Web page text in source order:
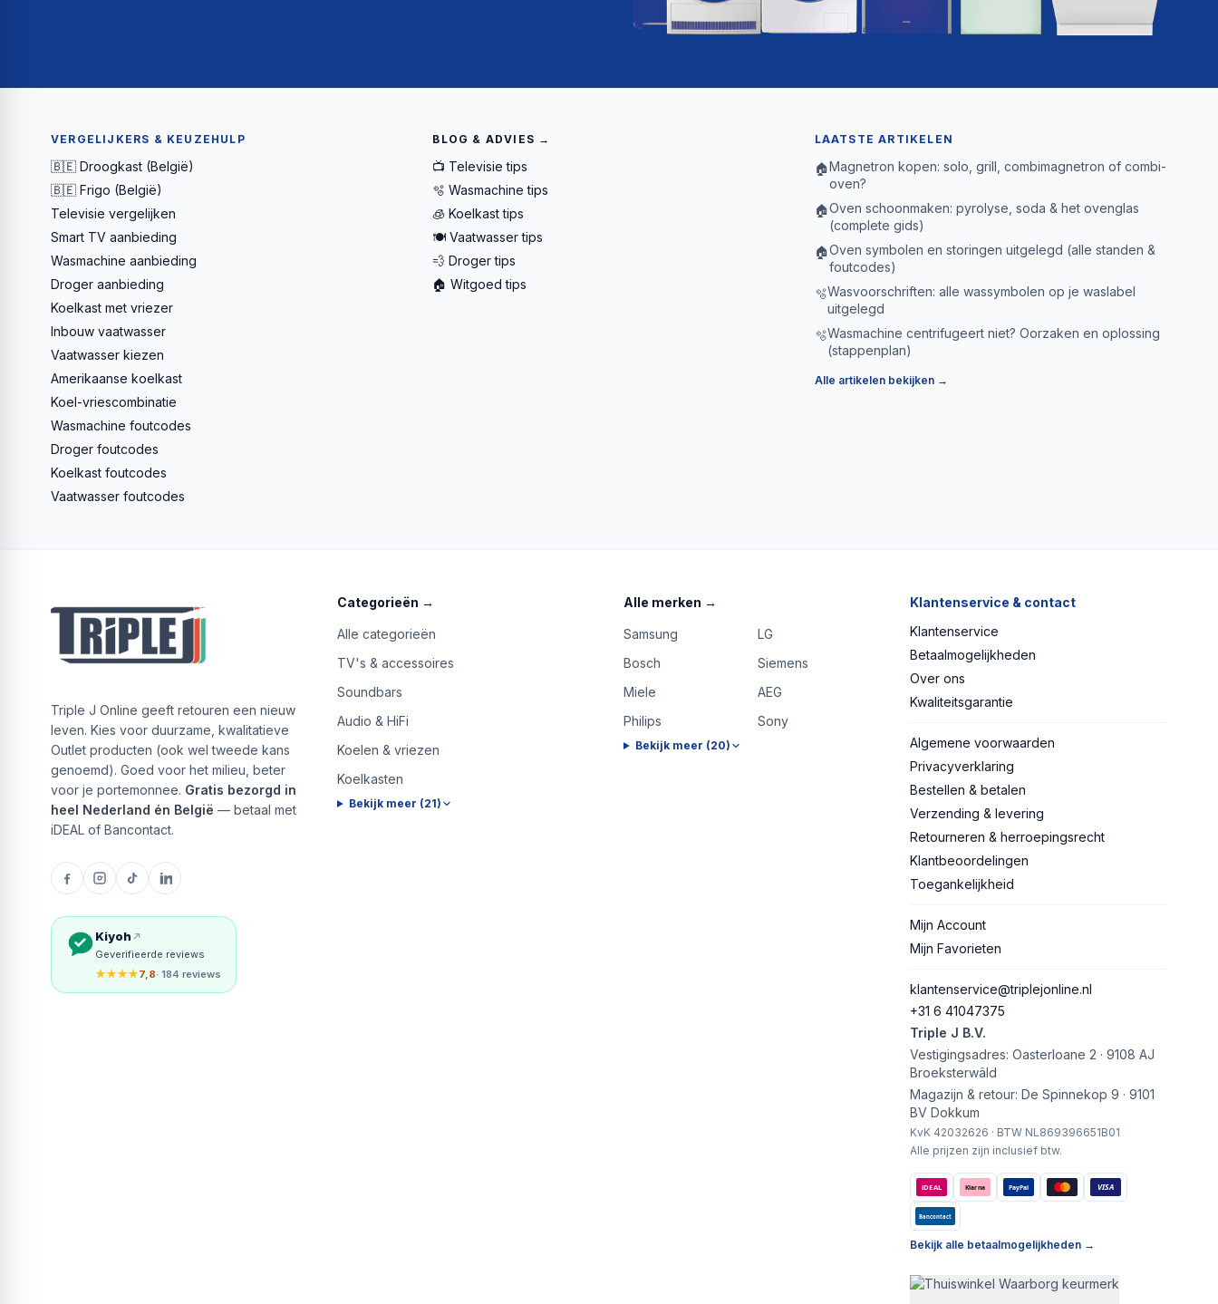
VERGELIJKERS & KEUZEHULP
🇧🇪 Droogkast (België)
🇧🇪 Frigo (België)
Televisie vergelijken
Smart TV aanbieding
Wasmachine aanbieding
Droger aanbieding
Koelkast met vriezer
Inbouw vaatwasser
Vaatwasser kiezen
Amerikaanse koelkast
Koel-vriescombinatie
Wasmachine foutcodes
Droger foutcodes
Koelkast foutcodes
Vaatwasser foutcodes
BLOG & ADVIES →
📺 Televisie tips
🫧 Wasmachine tips
🧊 Koelkast tips
🍽️ Vaatwasser tips
💨 Droger tips
🏠 Witgoed tips
LAATSTE ARTIKELEN
🏠Magnetron kopen: solo, grill, combimagnetron of combi-
oven?
🏠Oven schoonmaken: pyrolyse, soda & het ovenglas
(complete gids)
🏠Oven symbolen en storingen uitgelegd (alle standen &
foutcodes)
🫧Wasvoorschriften: alle wassymbolen op je waslabel
uitgelegd
🫧Wasmachine centrifugeert niet? Oorzaken en oplossing
(stappenplan)
Alle artikelen bekijken →
Triple J Online geeft retouren een nieuw
leven. Kies voor duurzame, kwalitatieve
Outlet producten (ook wel tweede kans
genoemd). Goed voor het milieu, beter
voor je portemonnee. Gratis bezorgd in
heel Nederland én België — betaal met
iDEAL of Bancontact.
Kiyoh
Geverifieerde reviews
★★★★7,8· 184 reviews
Categorieën →
Alle categorieën
TV's & accessoires
Soundbars
Audio & HiFi
Koelen & vriezen
Koelkasten
Bekijk meer (21)
Alle merken →
Samsung
LG
Bosch
Siemens
Miele
AEG
Philips
Sony
Bekijk meer (20)
Klantenservice & contact
Klantenservice
Betaalmogelijkheden
Over ons
Kwaliteitsgarantie
Algemene voorwaarden
Privacyverklaring
Bestellen & betalen
Verzending & levering
Retourneren & herroepingsrecht
Klantbeoordelingen
Toegankelijkheid
Mijn Account
Mijn Favorieten
klantenservice@triplejonline.nl
+31 6 41047375
Triple J B.V.
Vestigingsadres: Oasterloane 2 · 9108 AJ
Broeksterwâld
Magazijn & retour: De Spinnekop 9 · 9101
BV Dokkum
KvK 42032626 · BTW NL869396651B01
Alle prijzen zijn inclusief btw.
iDEAL Klarna PayPal VISA
Bancontact
Bekijk alle betaalmogelijkheden →